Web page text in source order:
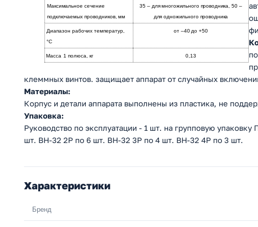
Максимальное сечение
подключаемых проводников, мм
35 – для многожильного проводника, 50 –
для одножильного проводника
Диапазон рабочих температур,
°С
от –40 до +50
Масса 1 полюса, кг 0,13
клеммных винтов. защищает аппарат от случайных
Материалы:
Корпус и детали аппарата выполнены из пластика, не
Упаковка:
Руководство по эксплуатации - 1 шт. на групповую
шт. ВН-32 2P по 6 шт. ВН-32 3P по 4 шт. ВН-32 4P по 3 шт.
Характеристики
Бренд